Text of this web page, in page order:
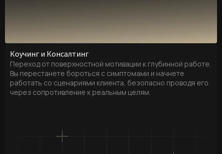
Коучинг и Консалтинг
Переход от поверхностной мотивации к глубинной работе.
Вы перестанете бороться с симптомами и начнете
работать со сценариями клиента, безопасно проводя его
через сопротивление к реальным целям.